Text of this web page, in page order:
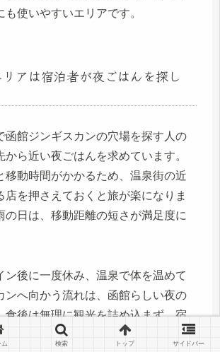
も使いやすいエリアです。
アは宿泊者が夜ごはんを探し
函館ジンギスカンの穴場を探す人の
から近い夜ごはんを求めています。
移動時間がかかるため、温泉街の近
店を押さえておくと旅が楽になりま
の日は、移動距離の短さが満足度に
ン後に一度休み、温泉で体を温めて
ンへ向かう流れは、函館らしい夜の
食後は無理に観光を詰め込まず、宿
のもおすすめです。穴場選びでは、
ム 検索 トップ サイドバー